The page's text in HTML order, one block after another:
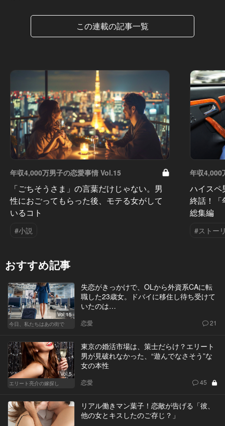
この連載の記事一覧
年収4,000万男子の恋愛事情 Vol.15
「ごちそうさま」の言葉だけじゃない。男
性におごってもらった後、モテる女がして
いるコト
#小説
年収4,000
ハイスペ
終話！「
総集編
#ストー
おすすめ記事
Vol.15
今日、私たちはあの街で
失恋がきっかけで、OLから外資系CAに転
職した23歳女。ドバイに移住し待ち受けて
いたのは…
恋愛 21
Vol.5
エリート亮介の嫁探し
東京の婚活市場は、策士だらけ？エリート
男が見破れなかった、“遊んでなさそう”な
女の本性
恋愛 45
リアル働きマン葉子！恋敵が告げる「彼、
他の女とキスしたのご存じ？」